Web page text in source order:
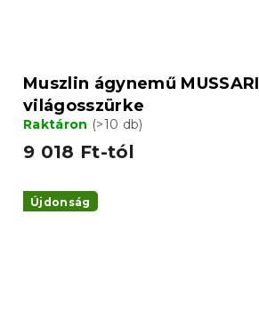
Muszlin ágynemű MUSSARI
világosszürke
Raktáron (>10 db)
9 018 Ft-tól
Újdonság